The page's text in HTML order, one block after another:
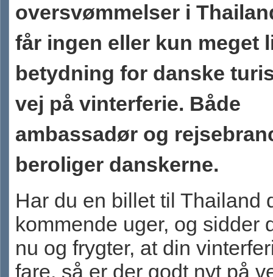
oversvømmelser i
får ingen eller kun meget
betydning for danske
vej på vinterferie. Både
ambassadør og
beroliger danskerne.
Har du en billet til Thailand
kommende uger, og sidder
nu og frygter, at din
fare, så er der godt nyt på